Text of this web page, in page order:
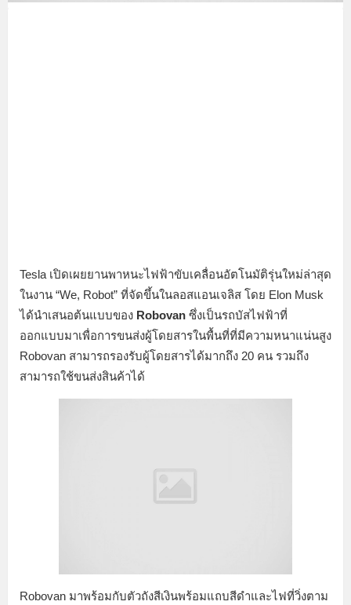
Tesla เปิดเผยยานพาหนะไฟฟ้าขับเคลื่อนอัตโนมัติรุ่นใหม่ล่าสุด
ในงาน “We, Robot” ที่จัดขึ้นในลอสแอนเจลิส โดย Elon Musk
ได้นำเสนอต้นแบบของ Robovan ซึ่งเป็นรถบัสไฟฟ้าที่
ออกแบบมาเพื่อการขนส่งผู้โดยสารในพื้นที่ที่มีความหนาแน่นสูง
Robovan สามารถรองรับผู้โดยสารได้มากถึง 20 คน รวมถึง
สามารถใช้ขนส่งสินค้าได้
Robovan มาพร้อมกับตัวถังสีเงินพร้อมแถบสีดำและไฟที่วิ่งตาม